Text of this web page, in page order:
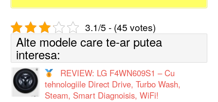
3.1/5 - (45 votes)
Alte modele care te-ar putea
interesa:
REVIEW: LG F4WN609S1 – Cu
tehnologiile Direct Drive, Turbo Wash,
Steam, Smart Diagnoisis, WiFi!